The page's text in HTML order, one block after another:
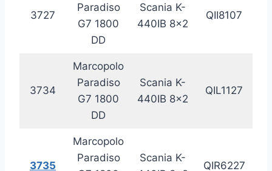
3727
Paradiso
G7 1800
DD
Scania K-
440IB 8×2
QII8107
3734
Marcopolo
Paradiso
G7 1800
DD
Scania K-
440IB 8×2
QIL1127
3735
Marcopolo
Paradiso
Scania K-
QIR6227